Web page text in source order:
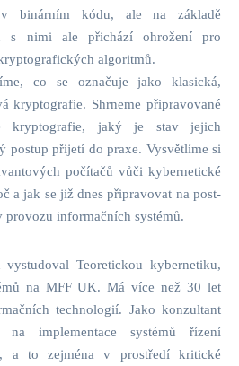
binárním kódu, ale na základě
s nimi ale přichází ohrožení pro
algoritmů.
co se označuje jako klasická,
kryptografie. Shrneme připravované
kryptografie, jaký je stav jejich
postup přijetí do praxe. Vysvětlíme si
počítačů vůči kybernetické
a jak se již dnes připravovat na post-
informačních systémů.
vystudoval Teoretickou kybernetiku,
na MFF UK. Má více než 30 let
technologií. Jako konzultant
implementace systémů řízení
a to zejména v prostředí kritické